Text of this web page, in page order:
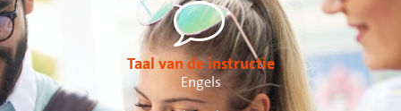
Taal van de instructie
Engels